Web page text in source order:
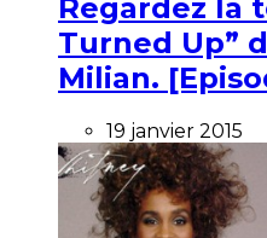
Regardez la
Turned Up”
Milian.
19 janvier 2015